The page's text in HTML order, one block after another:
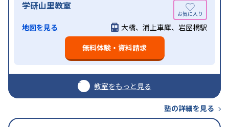
学研山里教室
地図を見る
大橋、浦上車庫、岩屋橋駅
無料体験・資料請求
教室をもっと見る
塾の詳細を見る